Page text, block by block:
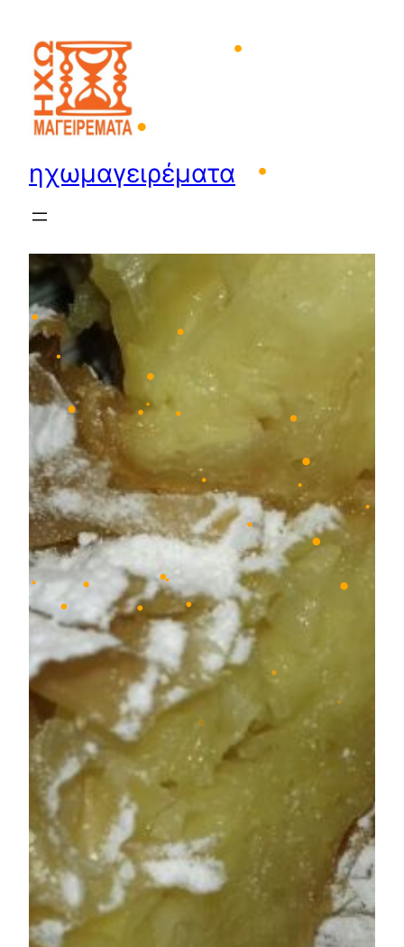
••
•
•
•
•
•
••
•
•
•
•
•
•
•
•
περιεχόμενο
ηχωμαγειρέματα